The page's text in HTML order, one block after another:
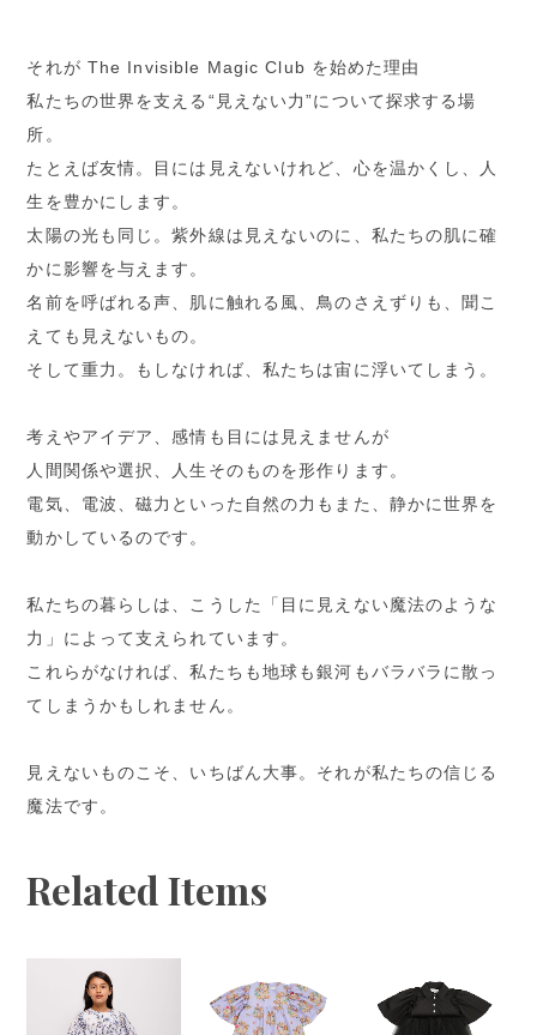
それが The Invisible Magic Club を始めた理由
私たちの世界を⽀える“⾒えない⼒”について探求する場
所。
たとえば友情。⽬には⾒えないけれど、⼼を温かくし、⼈
⽣を豊かにします。
太陽の光も同じ。紫外線は⾒えないのに、私たちの肌に確
かに影響を与えます。
名前を呼ばれる声、肌に触れる⾵、⿃のさえずりも、聞こ
えても⾒えないもの。
そして重⼒。もしなければ、私たちは宙に浮いてしまう。
考えやアイデア、感情も⽬には⾒えませんが
⼈間関係や選択、⼈⽣そのものを形作ります。
電気、電波、磁⼒といった⾃然の⼒もまた、静かに世界を
動かしているのです。
私たちの暮らしは、こうした「⽬に⾒えない魔法のような
⼒」によって⽀えられています。
これらがなければ、私たちも地球も銀河もバラバラに散っ
てしまうかもしれません。
⾒えないものこそ、いちばん⼤事。それが私たちの信じる
魔法です。
Related Items